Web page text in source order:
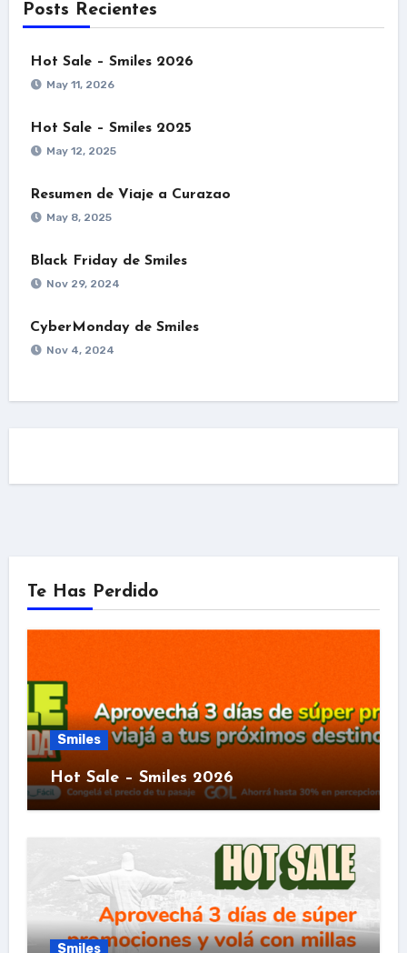
Posts Recientes
Hot Sale – Smiles 2026
May 11, 2026
Hot Sale – Smiles 2025
May 12, 2025
Resumen de Viaje a Curazao
May 8, 2025
Black Friday de Smiles
Nov 29, 2024
CyberMonday de Smiles
Nov 4, 2024
Te Has Perdido
Smiles
Hot Sale – Smiles 2026
Smiles